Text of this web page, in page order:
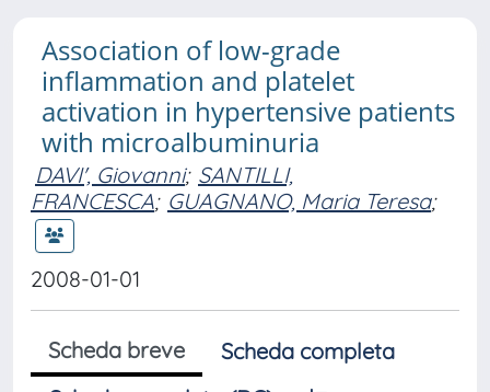
Association of low-grade
inflammation and platelet
activation in hypertensive patients
with microalbuminuria
DAVI', Giovanni; SANTILLI,
FRANCESCA; GUAGNANO, Maria Teresa;
2008-01-01
Scheda breve
Scheda completa